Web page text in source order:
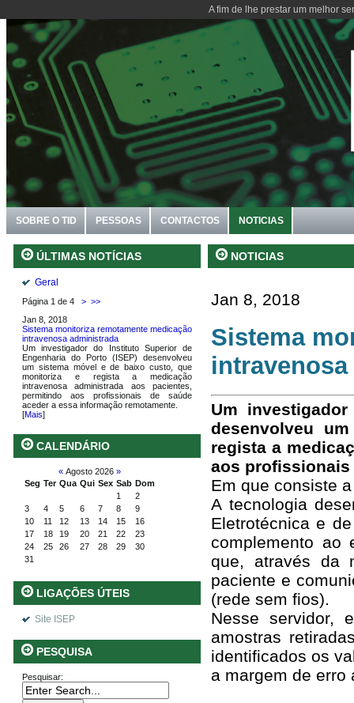
A fim de lhe prestar um melhor
SOBRE O TID PESSOAS CONTACTOS NOTICIAS
ÚLTIMAS NOTÍCIAS
Geral
Página 1 de 4 > >>
Jan 8, 2018
Sistema monitoriza remotamente medicação
intravenosa administrada
Um investigador do Instituto Superior de
Engenharia do Porto (ISEP) desenvolveu
um sistema móvel e de baixo custo, que
monitoriza e regista a medicação
intravenosa administrada aos pacientes,
permitindo aos profissionais de saúde
aceder a essa informação remotamente.
[Mais]
CALENDÁRIO
« Agosto 2026 »
Seg Ter Qua Qui Sex Sab Dom
1
2
3
4 5 6 7 8
9
10
11 12 13 14 15
16
17
18 19 20 21 22
23
24
25 26 27 28 29
30
31
LIGAÇÕES ÚTEIS
Site ISEP
PESQUISA
Pesquisar:
NOTICIAS
Jan 8, 2018
Sistema
Um
desenvolveu
regista a
aos profissionais
Em que consiste
A tecnologia
Eletrotécnica e
complemento ao
que, através da
paciente e
(rede sem fios).
Nesse servidor,
amostras
identificados os
a margem de erro